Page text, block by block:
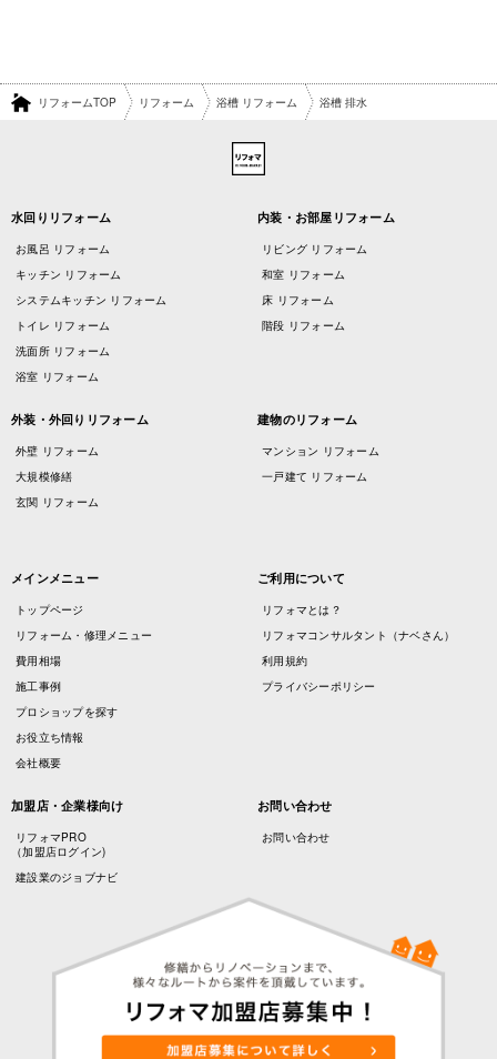
リフォームTOP リフォーム 浴槽 リフォーム 浴槽 排水
水回りリフォーム
お風呂 リフォーム
キッチン リフォーム
システムキッチン リフォーム
トイレ リフォーム
洗面所 リフォーム
浴室 リフォーム
内装・お部屋リフォーム
リビング リフォーム
和室 リフォーム
床 リフォーム
階段 リフォーム
外装・外回りリフォーム
外壁 リフォーム
大規模修繕
玄関 リフォーム
建物のリフォーム
マンション リフォーム
一戸建て リフォーム
メインメニュー
トップページ
リフォーム・修理メニュー
費用相場
施工事例
プロショップを探す
お役立ち情報
会社概要
ご利用について
リフォマとは？
リフォマコンサルタント（ナベさん）
利用規約
プライバシーポリシー
加盟店・企業様向け
リフォマPRO
（加盟店ログイン)
建設業のジョブナビ
お問い合わせ
お問い合わせ